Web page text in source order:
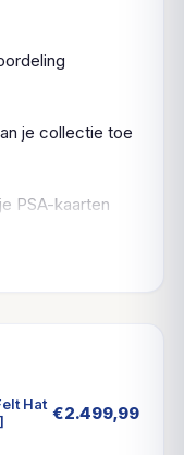
je collectie toe
PSA-kaarten
Hat €2.499,99